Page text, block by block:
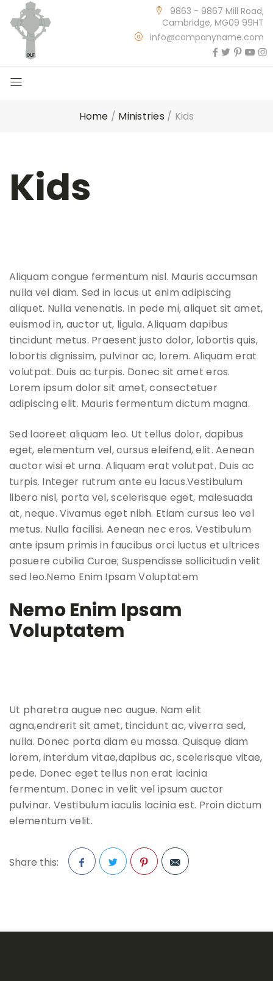
9863 - 9867 Mill Road,
Cambridge, MG09 99HT
info@companyname.com
Home / Ministries / Kids
Kids
Aliquam congue fermentum nisl. Mauris accumsan
nulla vel diam. Sed in lacus ut enim adipiscing
aliquet. Nulla venenatis. In pede mi, aliquet sit amet,
euismod in, auctor ut, ligula. Aliquam dapibus
tincidunt metus. Praesent justo dolor, lobortis quis,
lobortis dignissim, pulvinar ac, lorem. Aliquam erat
volutpat. Duis ac turpis. Donec sit amet eros.
Lorem ipsum dolor sit amet, consectetuer
adipiscing elit. Mauris fermentum dictum magna.
Sed laoreet aliquam leo. Ut tellus dolor, dapibus
eget, elementum vel, cursus eleifend, elit. Aenean
auctor wisi et urna. Aliquam erat volutpat. Duis ac
turpis. Integer rutrum ante eu lacus.Vestibulum
libero nisl, porta vel, scelerisque eget, malesuada
at, neque. Vivamus eget nibh. Etiam cursus leo vel
metus. Nulla facilisi. Aenean nec eros. Vestibulum
ante ipsum primis in faucibus orci luctus et ultrices
posuere cubilia Curae; Suspendisse sollicitudin velit
sed leo.Nemo Enim Ipsam Voluptatem
Nemo Enim Ipsam
Voluptatem
Ut pharetra augue nec augue. Nam elit
agna,endrerit sit amet, tincidunt ac, viverra sed,
nulla. Donec porta diam eu massa. Quisque diam
lorem, interdum vitae,dapibus ac, scelerisque vitae,
pede. Donec eget tellus non erat lacinia
fermentum. Donec in velit vel ipsum auctor
pulvinar. Vestibulum iaculis lacinia est. Proin dictum
elementum velit.
Share this: